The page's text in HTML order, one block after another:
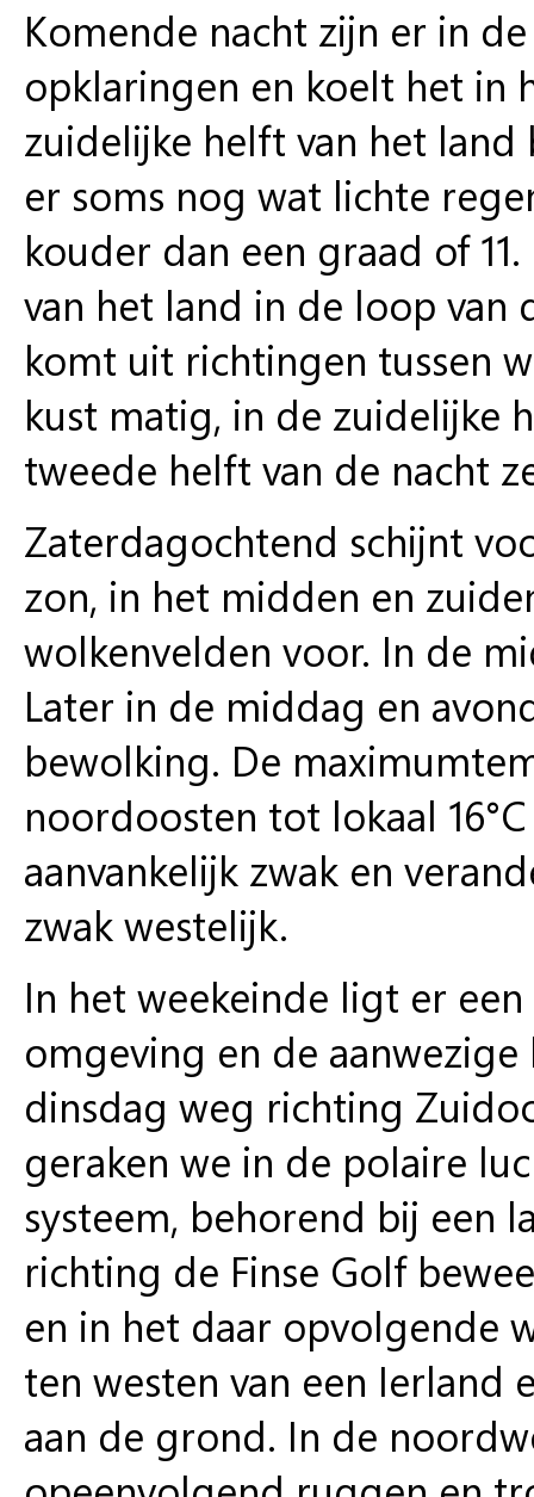
Komende nacht zijn er in
opklaringen en koelt het in
zuidelijke helft van het
er soms nog wat lichte
kouder dan een graad of
van het land in de loop van
komt uit richtingen tussen
kust matig, in de zuidelijke
tweede helft van de nacht
Zaterdagochtend schijnt
zon, in het midden en
wolkenvelden voor. In de
Later in de middag en
bewolking. De
noordoosten tot lokaal
aanvankelijk zwak en
zwak westelijk.
In het weekeinde ligt er
omgeving en de
dinsdag weg richting
geraken we in de polaire
systeem, behorend bij een
richting de Finse Golf
en in het daar opvolgende
ten westen van een
aan de grond. In de